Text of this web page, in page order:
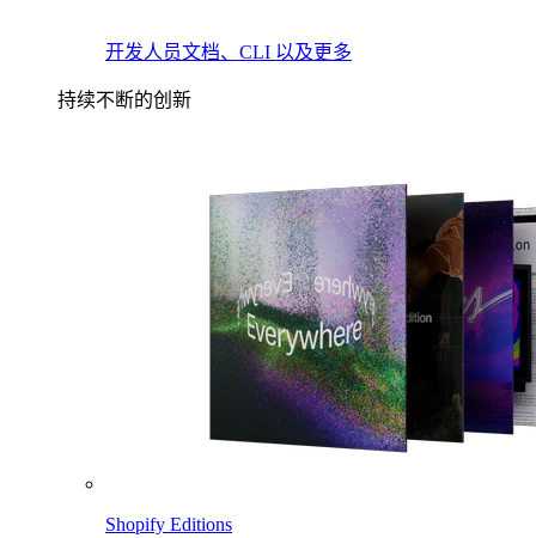
开发人员文档、CLI 以及更多
持续不断的创新
Shopify Editions